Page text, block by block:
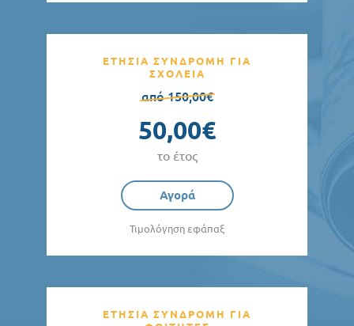
ΕΤΗΣΙΑ ΣΥΝΔΡΟΜΗ ΓΙΑ
ΣΧΟΛΕΙΑ
από 150,00€
50,00€
το έτος
Αγορά
Τιμολόγηση εφάπαξ
ΕΤΗΣΙΑ ΣΥΝΔΡΟΜΗ ΓΙΑ